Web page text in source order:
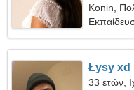
Konin,
Łysy xd
33 ετών,